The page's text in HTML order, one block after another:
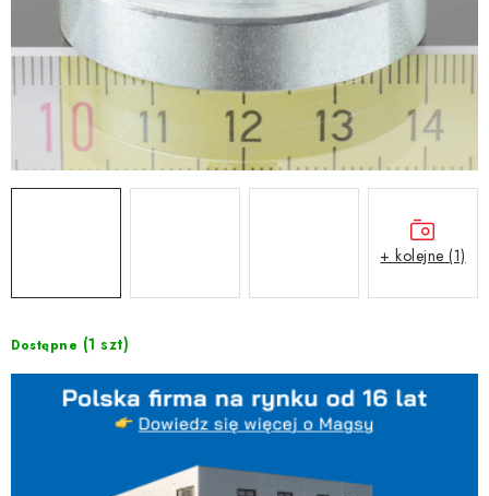
Dostępne (1 szt)
+ kolejne (1)